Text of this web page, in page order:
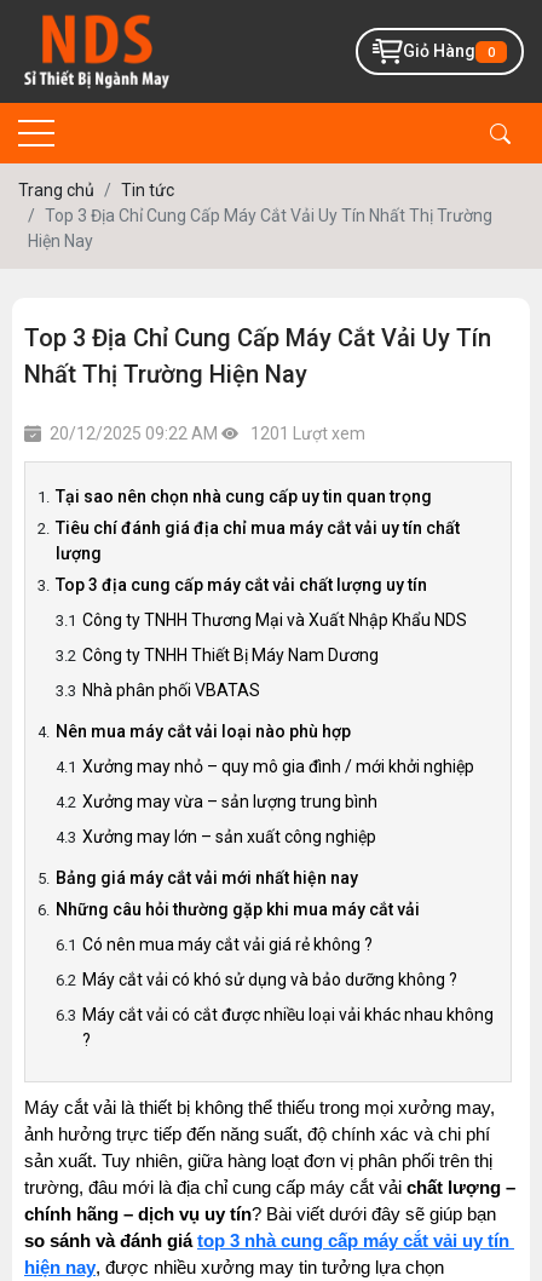
Giỏ Hàng 0
Trang chủ
Tin tức
Top 3 Địa Chỉ Cung Cấp Máy Cắt Vải Uy Tín Nhất Thị Trường
Hiện Nay
Top 3 Địa Chỉ Cung Cấp Máy Cắt Vải Uy Tín
Nhất Thị Trường Hiện Nay
20/12/2025 09:22 AM 1201 Lượt xem
Tại sao nên chọn nhà cung cấp uy tin quan trọng
Tiêu chí đánh giá địa chỉ mua máy cắt vải uy tín chất
lượng
Top 3 địa cung cấp máy cắt vải chất lượng uy tín
Công ty TNHH Thương Mại và Xuất Nhập Khẩu NDS
Công ty TNHH Thiết Bị Máy Nam Dương
Nhà phân phối VBATAS
Nên mua máy cắt vải loại nào phù hợp
Xưởng may nhỏ – quy mô gia đình / mới khởi nghiệp
Xưởng may vừa – sản lượng trung bình
Xưởng may lớn – sản xuất công nghiệp
Bảng giá máy cắt vải mới nhất hiện nay
Những câu hỏi thường gặp khi mua máy cắt vải
Có nên mua máy cắt vải giá rẻ không ?
Máy cắt vải có khó sử dụng và bảo dưỡng không ?
Máy cắt vải có cắt được nhiều loại vải khác nhau không
?
Máy cắt vải là thiết bị không thể thiếu trong mọi xưởng may,
ảnh hưởng trực tiếp đến năng suất, độ chính xác và chi phí
sản xuất. Tuy nhiên, giữa hàng loạt đơn vị phân phối trên thị
trường, đâu mới là địa chỉ cung cấp máy cắt vải chất lượng –
chính hãng – dịch vụ uy tín
so sánh và đánh giá top 3 nhà cung cấp máy cắt vải uy tín
hiện nay, được nhiều xưởng may tin tưởng lựa chọn